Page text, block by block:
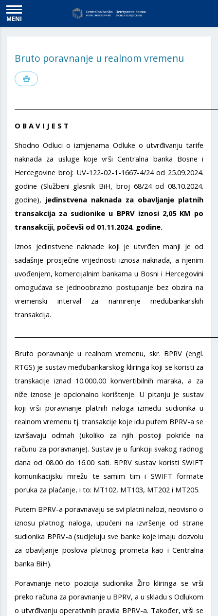
MENI
Bruto poravnanje u realnom vremenu
O B A V I J E S T
Shodno Odluci o izmjenama Odluke o utvrđivanju tarife
naknada za usluge koje vrši Centralna banka Bosne i
Hercegovine broj: UV-122-02-1-1667-4/24 od 25.09.2024.
godine (Službeni glasnik BiH, broj 68/24 od 08.10.2024.
godine), jedinstvena naknada za obavljanje platnih
transakcija za sudionike u BPRV iznosi 2,05 KM po
transakciji, počevši od 01.11.2024. godine.
Iznos jedinstvene naknade koji je utvrđen manji je od
sadašnje prosječne vrijednosti iznosa naknada, a njenim
uvođenjem, komercijalnim bankama u Bosni i Hercegovini
omogućava se jednoobrazno postupanje bez obzira na
vremenski interval za namirenje međubankarskih
transakcija.
Bruto poravnanje u realnom vremenu, skr. BPRV (engl.
RTGS) je sustav međubankarskog kliringa koji se koristi za
transkacije iznad 10.000,00 konvertibilnih maraka, a za
niže iznose je opcionalno korištenje. U pitanju je sustav
koji vrši poravnanje platnih naloga između sudionika u
realnom vremenu tj. transakcije koje idu putem BPRV-a se
izvršavaju odmah (ukoliko za njih postoji pokriće na
računu za poravnanje). Sustav je u funkciji svakog radnog
dana od 08.00 do 16.00 sati. BPRV sustav koristi SWIFT
komunikacijsku mrežu te samim tim i SWIFT formate
poruka za plaćanje, i to: MT102, MT103, MT202 i MT205.
Putem BPRV-a poravnavaju se svi platni nalozi, neovisno o
iznosu platnog naloga, upućeni na izvršenje od strane
sudionika BPRV-a (sudjeluju sve banke koje imaju dozvolu
za obavljanje poslova platnog prometa kao i Centralna
banka BiH).
Poravnanje neto pozicija sudionika Žiro kliringa se vrši
preko računa za poravnanje u BPRV, a u skladu s Odlukom
o utvrđivanju operativnih pravila BPRV-a. Također, vrši se